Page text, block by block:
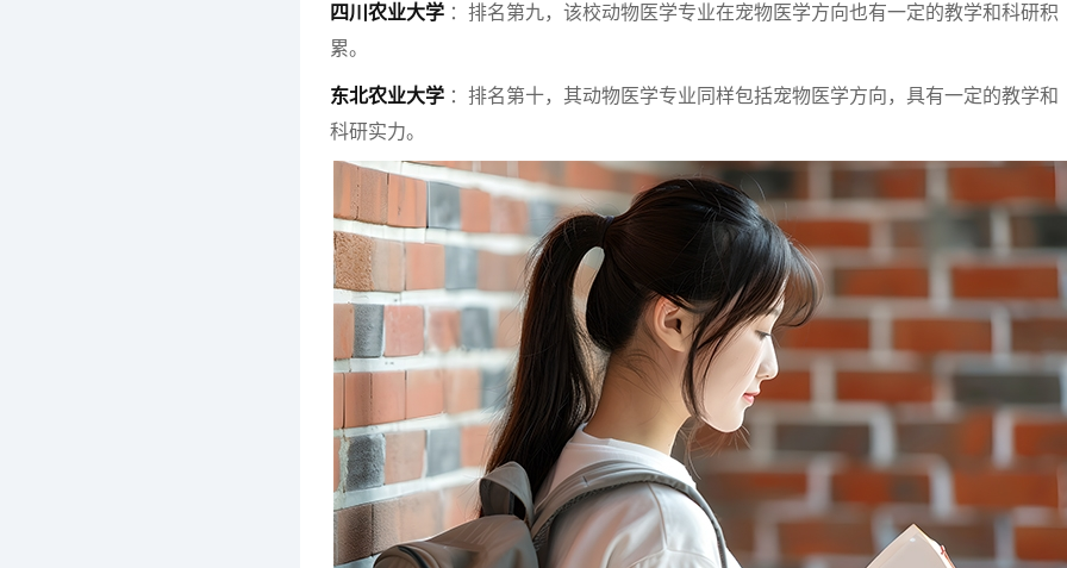
四川农业大学 ：排名第九，该校动物医学专业在宠物医学方向也有一定的教学和科研积
累。
东北农业大学 ：排名第十，其动物医学专业同样包括宠物医学方向，具有一定的教学和
科研实力。